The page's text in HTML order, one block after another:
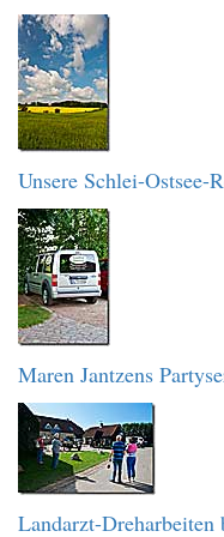
Unsere Schlei-Ostsee-
Maren Jantzens
Landarzt-Dreharbeiten